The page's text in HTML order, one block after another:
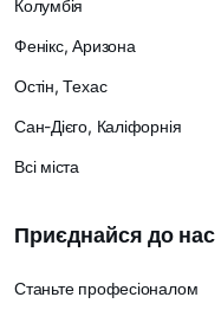
Колумбія
Фенікс, Аризона
Остін, Техас
Сан-Дієго, Каліфорнія
Всі міста
Приєднайся до нас
Станьте професіоналом